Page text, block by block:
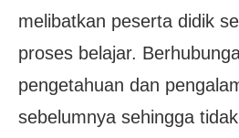
melibatkan peserta didik
proses belajar.
pengetahuan dan
sebelumnya sehingga